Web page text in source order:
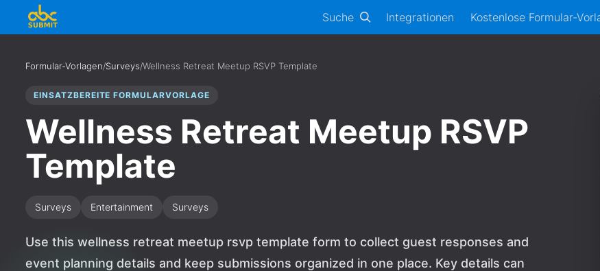
Suche Integrationen Kostenlose Formular-
Formular-Vorlagen/Surveys/Wellness Retreat Meetup RSVP Template
EINSATZBEREITE FORMULARVORLAGE
Wellness Retreat Meetup RSVP
Template
Surveys Entertainment Surveys
Use this wellness retreat meetup rsvp template form to collect guest responses and
event planning details and keep submissions organized in one place. Key details can